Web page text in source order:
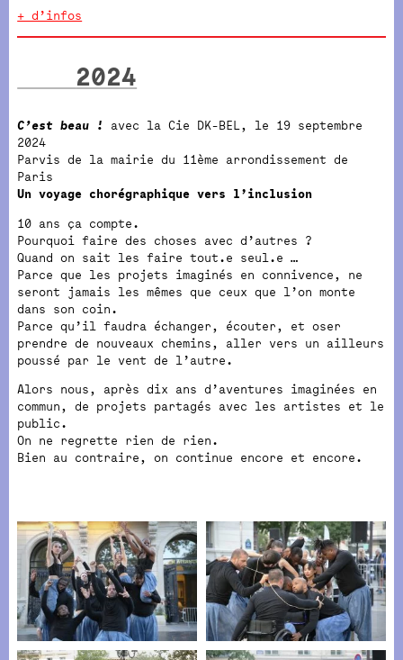
+ d’infos
2024
C’est beau !
avec la Cie DK-BEL, le 19 septembre
2024
Parvis de la mairie du 11ème arrondissement de
Paris
Un voyage chorégraphique vers l’inclusion
10 ans ça compte.
Pourquoi faire des choses avec d’autres ?
Quand on sait les faire tout.e seul.e …
Parce que les projets imaginés en connivence, ne
seront jamais les mêmes que ceux que l’on monte
dans son coin.
Parce qu’il faudra échanger, écouter, et oser
prendre de nouveaux chemins, aller vers un ailleurs
poussé par le vent de l’autre.
Alors nous, après dix ans d’aventures imaginées en
commun, de projets partagés avec les artistes et le
public.
On ne regrette rien de rien.
Bien au contraire, on continue encore et encore.